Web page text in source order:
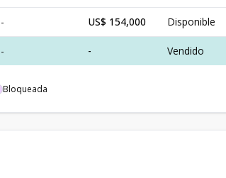
- US$ 154,000 Disponible
- - Vendido
Bloqueada